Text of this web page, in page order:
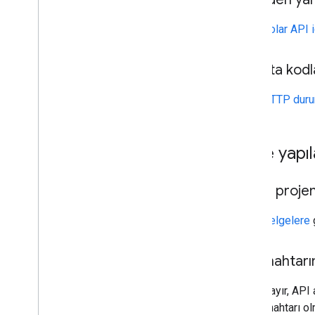
Solar
Bu hata
HTTP
Proje
Cloud
Belgelere
API
Hayır,
anahtarı